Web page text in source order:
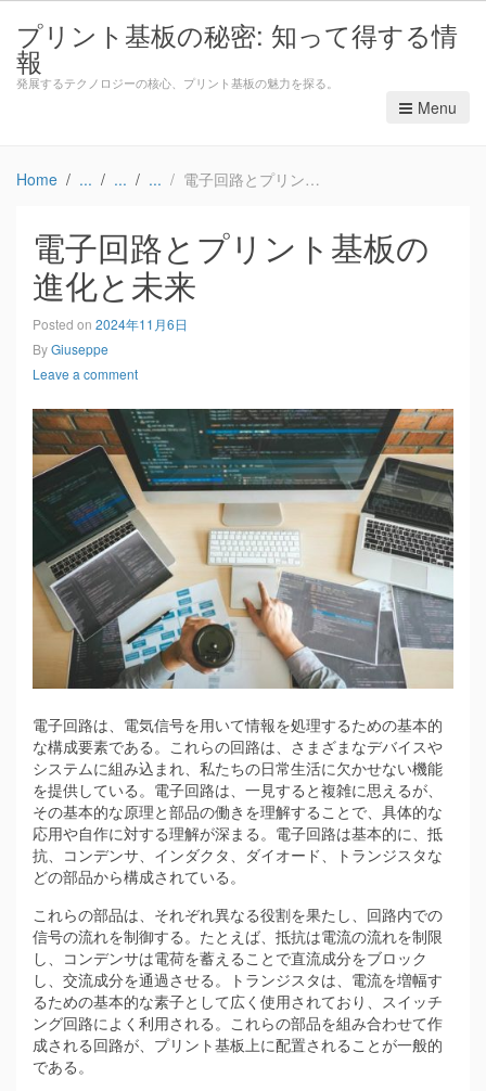
プリント基板の秘密: 知って得する情
報
発展するテクノロジーの核心、プリント基板の魅力を探る。
Menu
Home 電子回路とプリント基板の進化と未来
電子回路とプリント基板の
進化と未来
Posted on 2024年11月6日
ByGiuseppe
Leave a comment
電子回路は、電気信号を用いて情報を処理するための基本的
な構成要素である。 これらの回路は、さまざまなデバイスや
システムに組み込まれ、私たちの日常生活に欠かせない機能
を提供している。電子回路は、一見すると複雑に思えるが、
その基本的な原理と部品の働きを理解することで、具体的な
応用や自作に対する理解が深まる。電子回路は基本的に、抵
抗、コンデンサ、インダクタ、ダイオード、トランジスタな
どの部品から構成されている。
これらの部品は、それぞれ異なる役割を果たし、回路内での
信号の流れを制御する。たとえば、抵抗は電流の流れを制限
し、コンデンサは電荷を蓄えることで直流成分をブロック
し、交流成分を通過させる。トランジスタは、電流を増幅す
るための基本的な素子として広く使用されており、スイッチ
ング回路によく利用される。これらの部品を組み合わせて作
成される回路が、プリント基板上に配置されることが一般的
である。